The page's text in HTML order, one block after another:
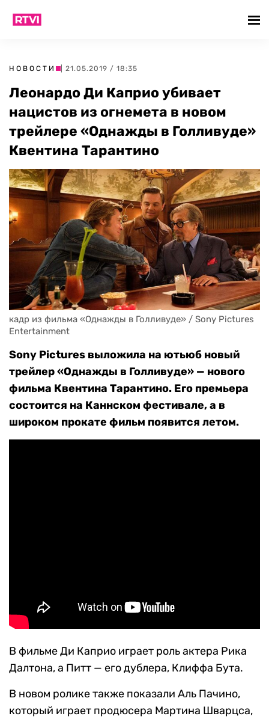
НОВОСТИ | 21.05.2019 / 18:35
Леонардо Ди Каприо убивает
нацистов из огнемета в новом
трейлере «Однажды в Голливуде»
Квентина Тарантино
кадр из фильма «Однажды в Голливуде» / Sony Pictures
Entertainment
Sony Pictures выложила на ютьюб новый
трейлер «Однажды в Голливуде» — нового
фильма Квентина Тарантино. Его премьера
состоится на Каннском фестивале, а в
широком прокате фильм появится летом.
В фильме Ди Каприо играет роль актера Рика
Далтона, а Питт — его дублера, Клиффа Бута.
В новом ролике также показали Аль Пачино,
который играет продюсера Мартина Шварцса,